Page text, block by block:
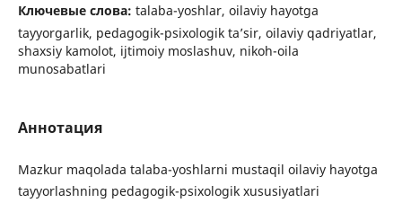
Ключевые слова: talaba-yoshlar, oilaviy hayotga
tayyorgarlik, pedagogik-psixologik ta’sir, oilaviy qadriyatlar,
shaxsiy kamolot, ijtimoiy moslashuv, nikoh-oila
munosabatlari
Аннотация
Mazkur maqolada talaba-yoshlarni mustaqil oilaviy hayotga
tayyorlashning pedagogik-psixologik xususiyatlari